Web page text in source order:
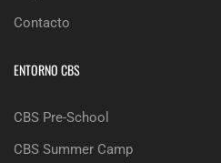
Contacto
ENTORNO CBS
CBS Pre-School
CBS Summer Camp